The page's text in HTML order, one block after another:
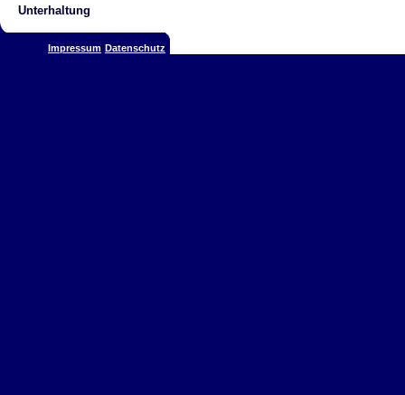
Unterhaltung
Impressum Datenschutz